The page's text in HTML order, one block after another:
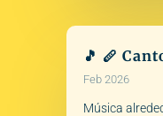
🎵 🪈
Feb 2026
Música